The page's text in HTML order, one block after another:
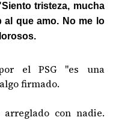
tristeza, mucha
al que amo. No me lo
el PSG "es una
firmado.
con nadie.